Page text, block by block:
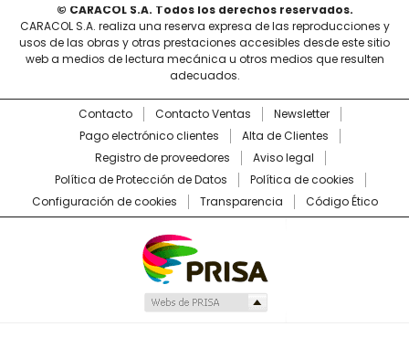
© CARACOL S.A. Todos los derechos reservados.
CARACOL S.A. realiza una reserva expresa de las reproducciones y
usos de las obras y otras prestaciones accesibles desde este sitio
web a medios de lectura mecánica u otros medios que resulten
adecuados.
Contacto Contacto Ventas
Newsletter
Pago electrónico clientes
Alta de Clientes
Registro de proveedores
Aviso legal
Política de Protección de Datos
Política de cookies
Configuración de cookies
Transparencia Código Ético